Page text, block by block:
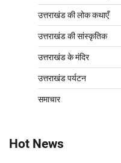
उत्तराखंड की लोक कथाएँ
उत्तराखंड की सांस्कृतिक
उत्तराखंड के मंदिर
उत्तराखंड पर्यटन
समाचार
Hot News